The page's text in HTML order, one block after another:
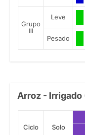
Grupo
III
Leve
Pesado
Arroz - Irrigado
Ciclo Solo